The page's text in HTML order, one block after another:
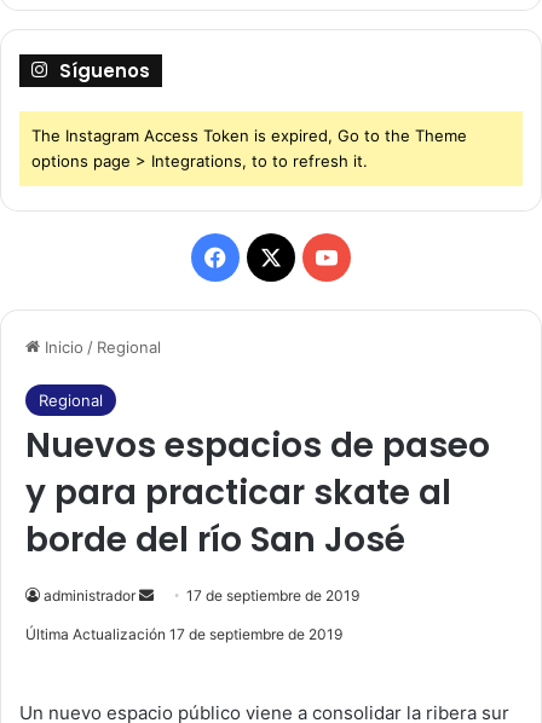
Inicio / Regional
Regional
Nuevos espacios de paseo
y para practicar skate al
borde del río San José
administrador
e
a
17 de septiembre de 2019
Última Actualización 17 de septiembre de 2019
Un nuevo espacio público viene a consolidar la ribera sur
Síguenos
The Instagram Access Token is expired, Go to the Theme
options page > Integrations, to to refresh it.
F
a
b
o
o
k
X
Y
o
u
b
e